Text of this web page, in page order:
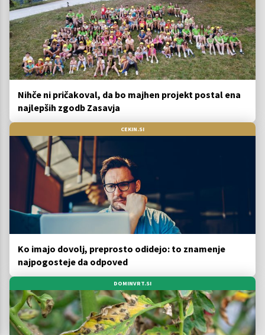
Nihče ni pričakoval, da bo majhen projekt postal ena
najlepših zgodb Zasavja
CEKIN.SI
Ko imajo dovolj, preprosto odidejo: to znamenje
najpogosteje da odpoved
DOMINVRT.SI